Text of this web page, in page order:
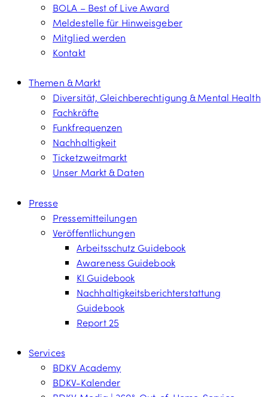
BOLA – Best of Live Award
Meldestelle für Hinweisgeber
Mitglied werden
Kontakt
Themen & Markt
Diversität, Gleichberechtigung & Mental Health
Fachkräfte
Funkfrequenzen
Nachhaltigkeit
Ticketzweitmarkt
Unser Markt & Daten
Presse
Pressemitteilungen
Veröffentlichungen
Arbeitsschutz Guidebook
Awareness Guidebook
KI Guidebook
Nachhaltigkeitsberichterstattung
Guidebook
Report 25
Services
BDKV Academy
BDKV-Kalender